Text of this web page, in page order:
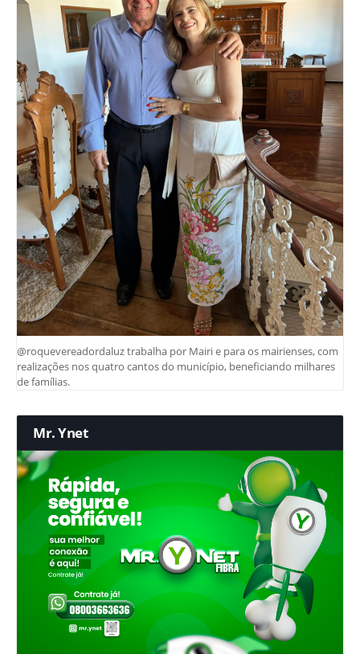
@roquevereadordaluz trabalha por Mairi e para os mairienses, com
realizações nos quatro cantos do município, beneficiando milhares
de famílias.
Mr. Ynet